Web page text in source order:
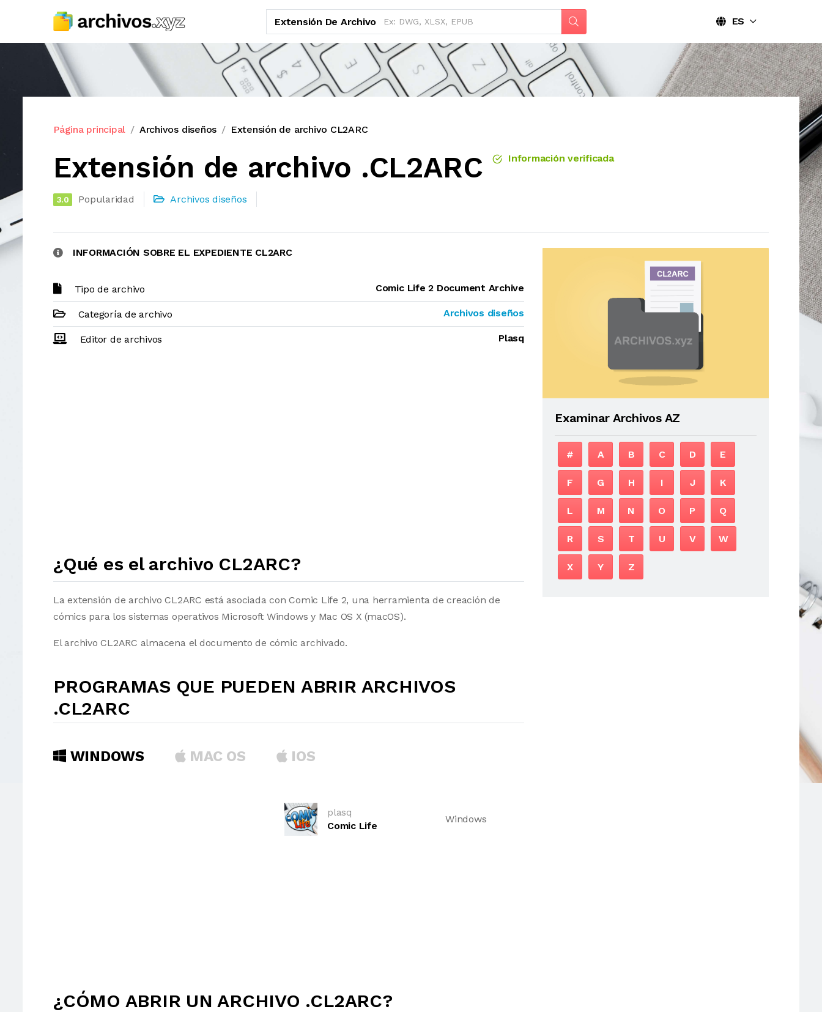
Extensión De Archivo ES
Página principal Archivos diseños Extensión de archivo CL2ARC
Extensión de archivo .CL2ARC Información verificada
3.0 Popularidad Archivos diseños
INFORMACIÓN SOBRE EL EXPEDIENTE CL2ARC
Tipo de archivo Comic Life 2 Document Archive
Categoría de archivo Archivos diseños
Editor de archivos Plasq
¿Qué es el archivo CL2ARC?
La extensión de archivo CL2ARC está asociada con Comic Life 2, una herramienta de creación de
cómics para los sistemas operativos Microsoft Windows y Mac OS X (macOS).
El archivo CL2ARC almacena el documento de cómic archivado.
PROGRAMAS QUE PUEDEN ABRIR ARCHIVOS
.CL2ARC
WINDOWS MAC OS IOS
plasq
Comic Life
Windows
¿CÓMO ABRIR UN ARCHIVO .CL2ARC?
Examinar Archivos AZ
# A B C D E
F G H I J K
L M N O P Q
R S T U V W
X Y Z